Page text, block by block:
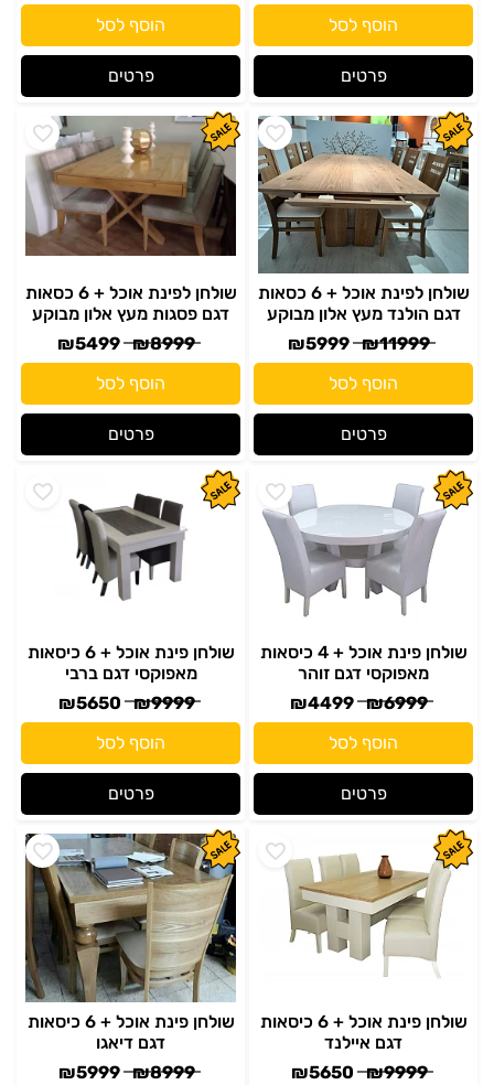
הוסף לסל
פרטים
הוסף לסל
פרטים
שולחן לפינת אוכל + 6 כסאות
דגם הולנד מעץ אלון מבוקע
₪11999
₪5999
הוסף לסל
פרטים
שולחן לפינת אוכל + 6 כסאות
דגם פסגות מעץ אלון מבוקע
₪8999
₪5499
הוסף לסל
פרטים
שולחן פינת אוכל + 4 כיסאות
מאפוקסי דגם זוהר
₪6999
₪4499
הוסף לסל
פרטים
שולחן פינת אוכל + 6 כיסאות
מאפוקסי דגם ברבי
₪9999
₪5650
הוסף לסל
פרטים
שולחן פינת אוכל + 6 כיסאות
דגם איילנד
₪9999
₪5650
שולחן פינת אוכל + 6 כיסאות
דגם דיאגו
₪8999
₪5999